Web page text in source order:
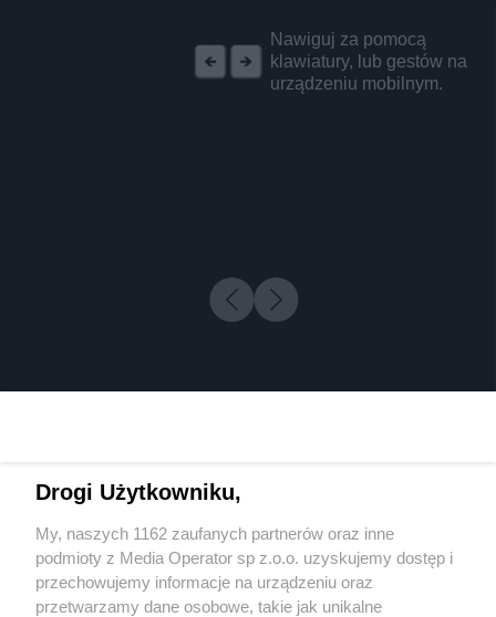
Nawiguj za pomocą
klawiatury, lub gestów na
urządzeniu mobilnym.
Wydawca mediów lokalnych
Drogi Użytkowniku,
My, naszych 1162 zaufanych partnerów oraz inne
podmioty z Media Operator sp z.o.o. uzyskujemy dostęp i
przechowujemy informacje na urządzeniu oraz
przetwarzamy dane osobowe, takie jak unikalne